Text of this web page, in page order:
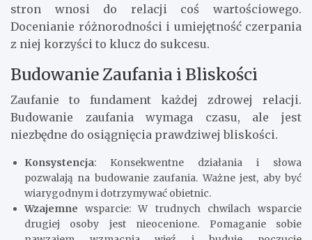
stron wnosi do relacji coś wartościowego.
Docenianie różnorodności i umiejętność czerpania
z niej korzyści to klucz do sukcesu.
Budowanie Zaufania i Bliskości
Zaufanie to fundament każdej zdrowej relacji.
Budowanie zaufania wymaga czasu, ale jest
niezbędne do osiągnięcia prawdziwej bliskości.
Konsystencja: Konsekwentne działania i słowa
pozwalają na budowanie zaufania. Ważne jest, aby być
wiarygodnym i dotrzymywać obietnic.
Wzajemne wsparcie: W trudnych chwilach wsparcie
drugiej osoby jest nieocenione. Pomaganie sobie